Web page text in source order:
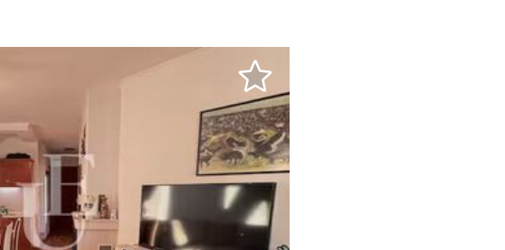
ЗАГРУЗКА...